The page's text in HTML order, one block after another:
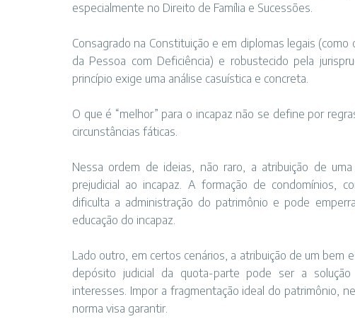
especialmente no Direito de Família e Sucessões.
Consagrado na Constituição e em diplomas legais
da Pessoa com Deficiência) e robustecido pela
princípio exige uma análise casuística e concreta.
O que é “melhor” para o incapaz não se define por
circunstâncias fáticas.
Nessa ordem de ideias, não raro, a atribuição de
prejudicial ao incapaz. A formação de condomínios,
dificulta a administração do patrimônio e pode
educação do incapaz.
Lado outro, em certos cenários, a atribuição de um bem
depósito judicial da quota-parte pode ser a
interesses. Impor a fragmentação ideal do patrimônio,
norma visa garantir.